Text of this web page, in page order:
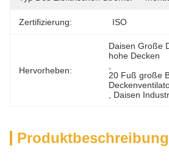
Zertifizierung: ISO
Hervorheben:
Daisen Große
hohe Decken
20 Fuß große
Daisen
Produktbeschreibung